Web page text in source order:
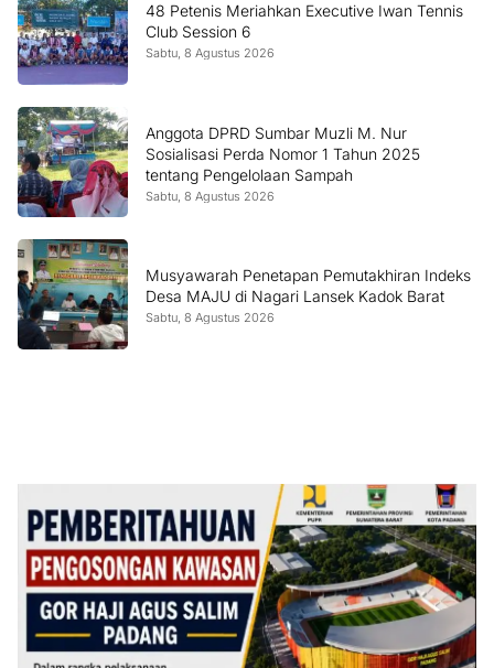
48 Petenis Meriahkan Executive Iwan Tennis
Club Session 6
Sabtu, 8 Agustus 2026
Anggota DPRD Sumbar Muzli M. Nur
Sosialisasi Perda Nomor 1 Tahun 2025
tentang Pengelolaan Sampah
Sabtu, 8 Agustus 2026
Musyawarah Penetapan Pemutakhiran Indeks
Desa MAJU di Nagari Lansek Kadok Barat
Sabtu, 8 Agustus 2026